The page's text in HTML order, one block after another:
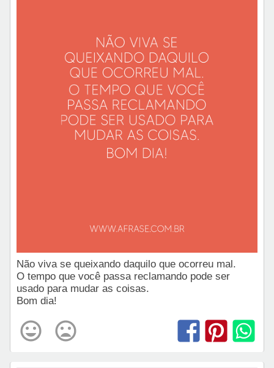
Não viva se queixando daquilo que ocorreu mal.
O tempo que você passa reclamando pode ser
usado para mudar as coisas.
Bom dia!